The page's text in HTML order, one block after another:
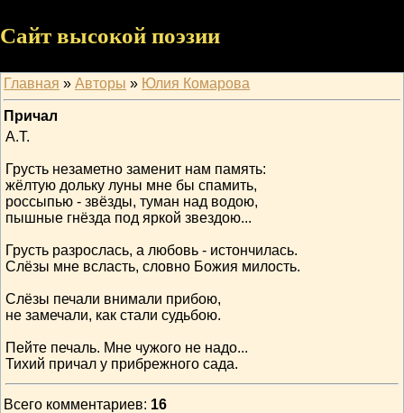
Сайт высокой поэзии
Главная » Авторы » Юлия Комарова
Причал
А.Т.
Грусть незаметно заменит нам память:
жёлтую дольку луны мне бы спамить,
россыпью - звёзды, туман над водою,
пышные гнёзда под яркой звездою...
Грусть разрослась, а любовь - истончилась.
Слёзы мне всласть, словно Божия милость.
Слёзы печали внимали прибою,
не замечали, как стали судьбою.
Пейте печаль. Мне чужого не надо...
Тихий причал у прибрежного сада.
Всего комментариев: 16